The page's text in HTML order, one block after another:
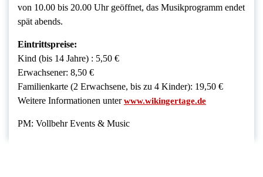
von 10.00 bis 20.00 Uhr geöffnet, das Musikprogramm endet
spät abends.
Eintrittspreise:
Kind (bis 14 Jahre) : 5,50 €
Erwachsener: 8,50 €
Familienkarte (2 Erwachsene, bis zu 4 Kinder): 19,50 €
Weitere Informationen unterwww.wikingertage.de
PM: Vollbehr Events & Music